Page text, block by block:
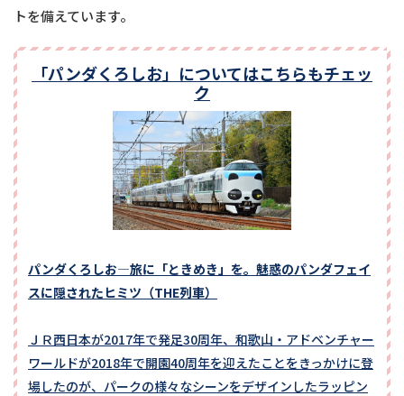
トを備えています。
「パンダくろしお」についてはこちらもチェッ
ク
パンダくろしお―旅に「ときめき」を。魅惑のパンダフェイ
スに隠されたヒミツ（THE列車）
ＪＲ西日本が2017年で発足30周年、和歌山・アドベンチャー
ワールドが2018年で開園40周年を迎えたことをきっかけに登
場したのが、パークの様々なシーンをデザインしたラッピン